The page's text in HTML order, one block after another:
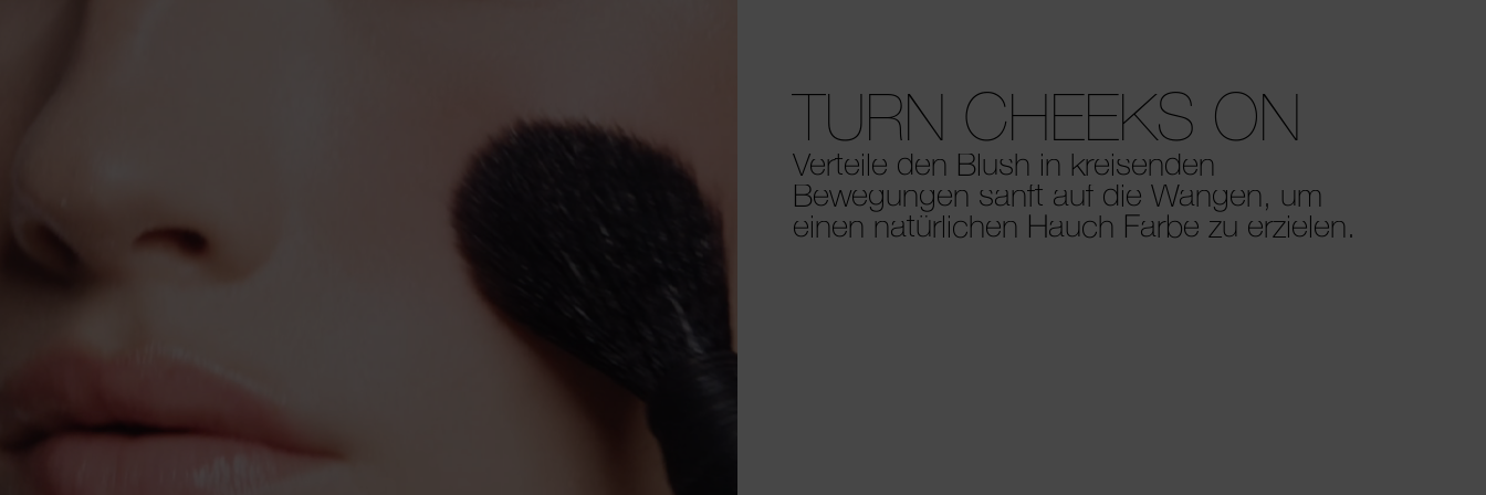
TURN CHEEKS ON
Verteile den Blush in kreisenden
Bewegungen sanft auf die Wangen, um
einen natürlichen Hauch Farbe zu erzielen.